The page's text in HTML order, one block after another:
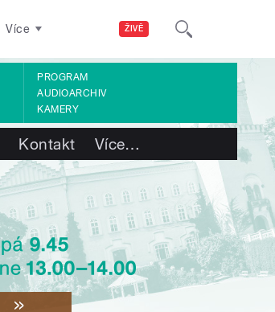
ŽIVĚ
Více
PROGRAM
AUDIOARCHIV
KAMERY
Kontakt Více…